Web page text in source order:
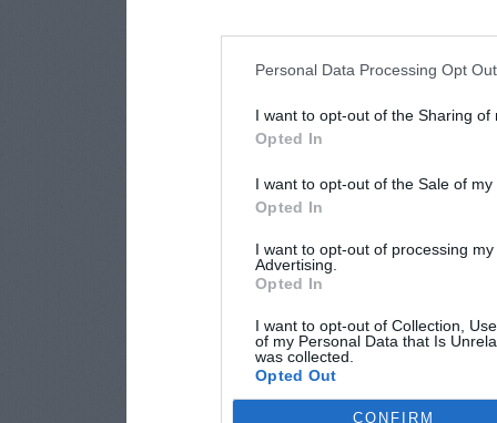
Personal Data Processing Opt
I want to opt-out of the Sharing of
Opted In
I want to opt-out of the Sale of
Opted In
I want to opt-out of processing
Advertising.
Opted In
I want to opt-out of Collection,
of my Personal Data that Is
was collected.
Opted Out
CONFIRM